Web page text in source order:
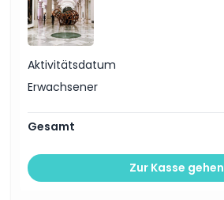
Wie man dorthin gelangt
So lösen Sie ein
Stornierungsbedingungen
Aktivitätsdatum
Erwachsener
Gesamt
Zur Kasse gehen